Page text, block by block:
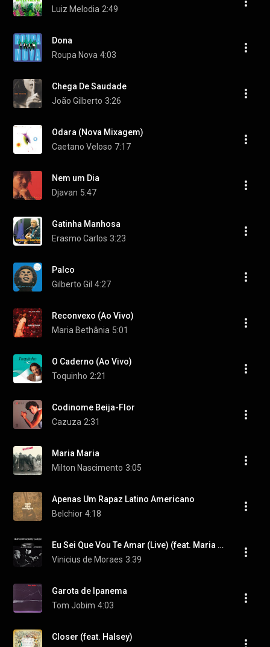
Luiz Melodia 2:49
Dona
Roupa Nova 4:03
Chega De Saudade
João Gilberto 3:26
Odara (Nova Mixagem)
Caetano Veloso 7:17
Nem um Dia
Djavan 5:47
Gatinha Manhosa
Erasmo Carlos 3:23
Palco
Gilberto Gil 4:27
Reconvexo (Ao Vivo)
Maria Bethânia 5:01
O Caderno (Ao Vivo)
Toquinho 2:21
Codinome Beija-Flor
Cazuza 2:31
Maria Maria
Milton Nascimento 3:05
Apenas Um Rapaz Latino Americano
Belchior 4:18
Eu Sei Que Vou Te Amar (Live) (feat. Maria Creuza & Toquinho)
Vinicius de Moraes 3:39
Garota de Ipanema
Tom Jobim 4:03
Closer (feat. Halsey)